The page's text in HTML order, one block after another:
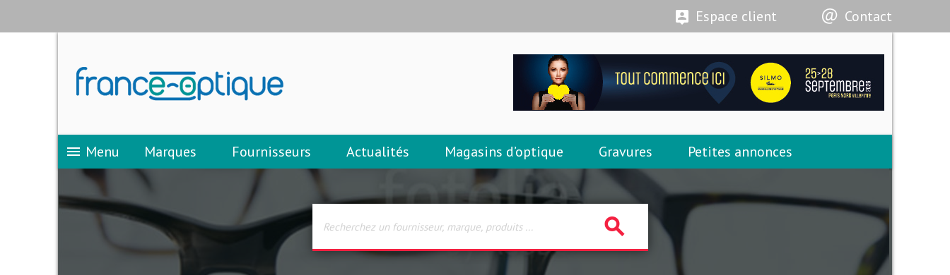
Espace client Contact
menu Menu Marques Fournisseurs Actualités Magasins d’optique Gravures Petites annonces
search